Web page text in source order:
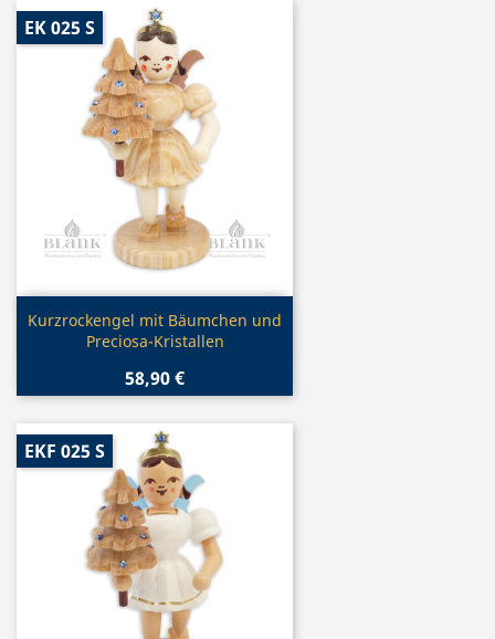
Vorschau
Kurzrockengel mit Bäumchen und
Preciosa-Kristallen
58,90 €
EK 025 S
EKF 025 S